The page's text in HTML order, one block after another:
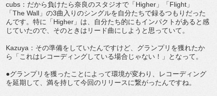
cubs：だから負けたら奈良のスタジオで「Higher」「Flight」
「The Wall」の3曲入りのシングルを自分たちで録るつもりだった
んです。特に「Higher」は、自分たち的にもインパクトがあると感
じていたので、そのときはリード曲にしようと思っていて。
Kazuya：その準備をしていたんですけど、グランプリを獲れたか
ら「これはレコーディングしている場合じゃない！」となって。
●グランプリを獲ったことによって環境が変わり、レコーディング
を延期して、満を持して今回のリリースに繋がったんですね。